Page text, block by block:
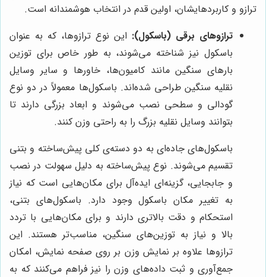
ترازو و کاربردهایشان، اولین قدم در انتخاب هوشمندانه است.
ترازوهای برقی (باسکول): این نوع ترازوها، که به عنوان
باسکول نیز شناخته می‌شوند، به طور خاص برای توزین
بارهای سنگین مانند کامیون‌ها، خاورها و سایر وسایل
نقلیه سنگین طراحی شده‌اند. باسکول‌ها معمولاً در دو نوع
گودالی و سطحی نصب می‌شوند و ابعاد بزرگی دارند تا
بتوانند وسایل نقلیه بزرگ را به راحتی وزن کنند.
باسکول‌های جاده‌ای به دو دسته‌ی کلی پیش‌ساخته و بتنی
تقسیم می‌شوند. نوع پیش‌ساخته به دلیل سهولت در نصب
و جابجایی، گزینه‌ای ایده‌آل برای مکان‌هایی است که نیاز
به تغییر مکان باسکول وجود دارد. باسکول‌های بتنی،
استحکام و دقت بالاتری دارند و برای مکان‌هایی با تردد
بالا و نیاز به توزین‌های سنگین، مناسب‌تر هستند. این
ترازوها علاوه بر نمایش وزن بر روی صفحه نمایش، امکان
جمع‌آوری و ثبت داده‌های وزن را نیز فراهم می‌کنند که به